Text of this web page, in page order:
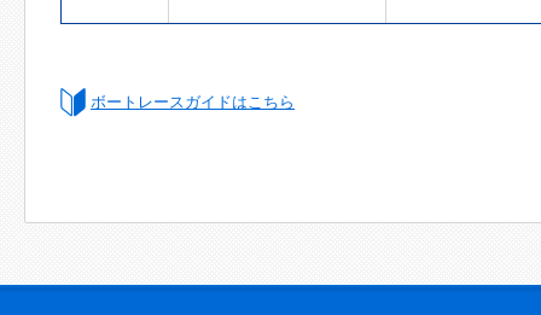
ボートレースガイドはこちら